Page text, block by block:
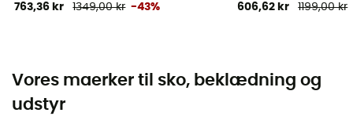
763,36 kr 1349,00 kr -43% 606,62 kr 1199,00 kr
Vores maerker til sko, beklædning og
udstyr